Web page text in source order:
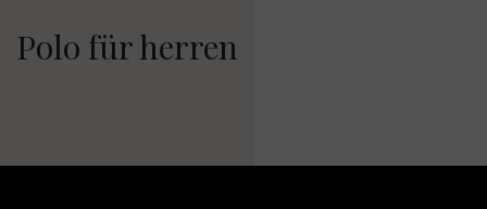
Polo für herren